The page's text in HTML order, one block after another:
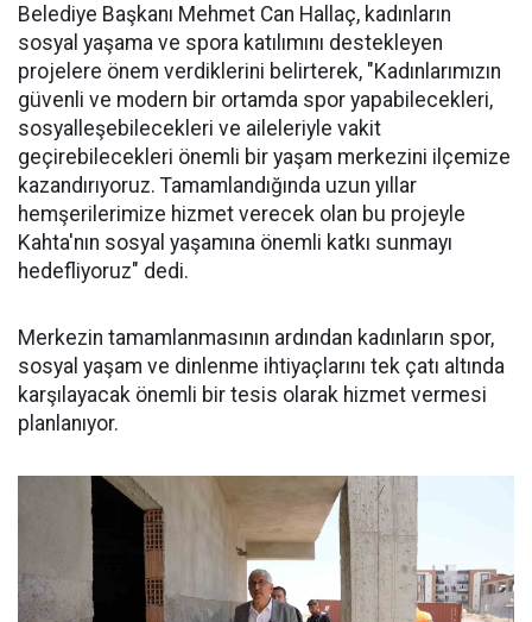
Belediye Başkanı Mehmet Can Hallaç, kadınların
sosyal yaşama ve spora katılımını destekleyen
projelere önem verdiklerini belirterek, "Kadınlarımızın
güvenli ve modern bir ortamda spor yapabilecekleri,
sosyalleşebilecekleri ve aileleriyle vakit
geçirebilecekleri önemli bir yaşam merkezini ilçemize
kazandırıyoruz. Tamamlandığında uzun yıllar
hemşerilerimize hizmet verecek olan bu projeyle
Kahta'nın sosyal yaşamına önemli katkı sunmayı
hedefliyoruz" dedi.
Merkezin tamamlanmasının ardından kadınların spor,
sosyal yaşam ve dinlenme ihtiyaçlarını tek çatı altında
karşılayacak önemli bir tesis olarak hizmet vermesi
planlanıyor.